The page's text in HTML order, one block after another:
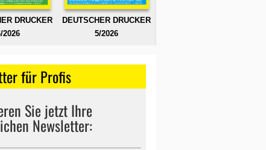
DRUCKER
2026
DEUTSCHER DRUCKER
5/2026
für Profis
Sie jetzt Ihre
Newsletter: